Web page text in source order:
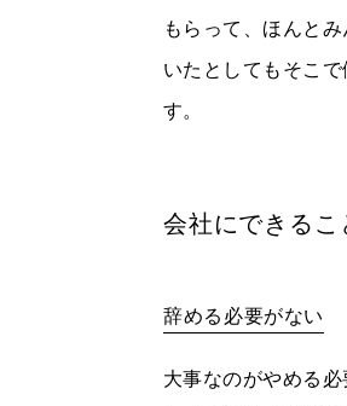
もらって、ほんと
いたとしてもそこ
す。
会社にできるこ
辞める必要がない
大事なのがやめる